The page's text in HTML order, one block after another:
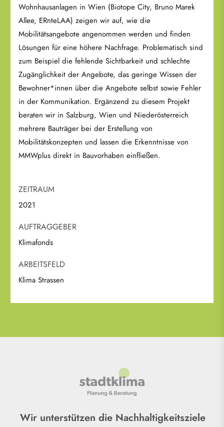
Wohnhausanlagen in Wien (Biotope City, Bruno Marek
Allee, ERnteLAA) zeigen wir auf, wie die
Mobilitätsangebote angenommen werden und finden
Lösungen für eine höhere Nachfrage. Problematisch sind
zum Beispiel die fehlende Sichtbarkeit und schlechte
Zugänglichkeit der Angebote, das geringe Wissen der
Bewohner*innen über die Angebote selbst sowie Fehler
in der Kommunikation. Ergänzend zu diesem Projekt
beraten wir in Salzburg, Wien und Niederösterreich
mehrere Bauträger bei der Erstellung von
Mobilitätskonzepten und lassen die Erkenntnisse von
MMWplus direkt in Bauvorhaben einfließen.
ZEITRAUM
2021
AUFTRAGGEBER
Klimafonds
ARBEITSFELD
Klima Strassen
Wir unterstützen die Nachhaltigkeitsziele